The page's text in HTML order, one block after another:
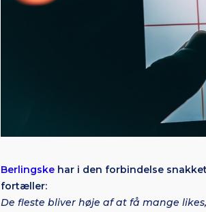
Berlingske har i den forbindelse
fortæller:
De fleste bliver høje af at få mange